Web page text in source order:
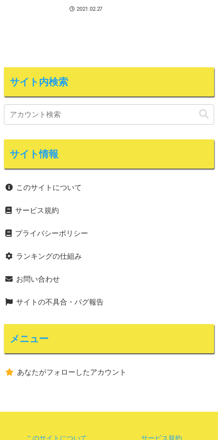
2021.02.27
サイト内検索
サイト情報
このサイトについて
サービス規約
プライバシーポリシー
ランキングの仕組み
お問い合わせ
サイトの不具合・バグ報告
メニュー
あなたがフォローしたアカウント
このサイトについて サービス規約